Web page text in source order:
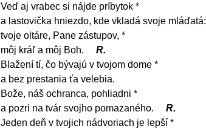
Veď aj vrabec si nájde príbytok *
a lastovička hniezdo, kde vkladá svoje mláďatá:
tvoje oltáre, Pane zástupov, *
môj kráľ a môj Boh.
R.
Blažení tí, čo bývajú v tvojom dome *
a bez prestania ťa velebia.
Bože, náš ochranca, pohliadni *
a pozri na tvár svojho pomazaného.
R.
Jeden deň v tvojich nádvoriach je lepší *